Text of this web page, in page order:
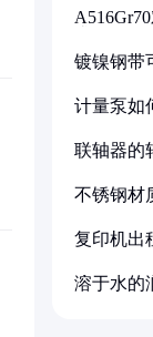
镀镍钢带
计量泵如
联轴器的
不锈钢材
复印机出
溶于水的